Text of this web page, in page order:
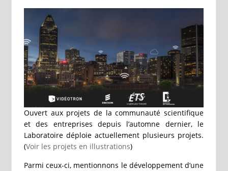
Ouvert aux projets de la communauté scientifique
et des entreprises depuis l’automne dernier, le
Laboratoire déploie actuellement plusieurs projets.
(Voir les projets en illustrations)
Parmi ceux-ci, mentionnons le développement d’une